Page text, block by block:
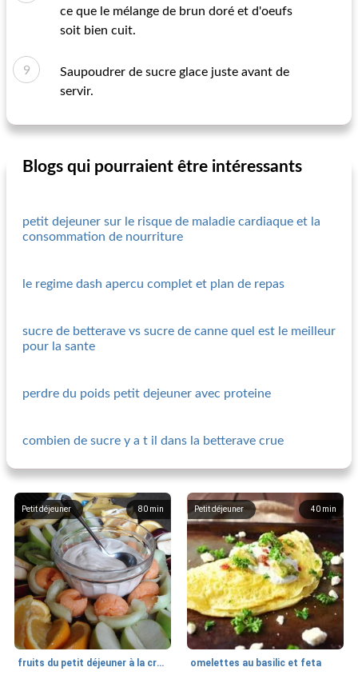
ce que le mélange de brun doré et d'oeufs
soit bien cuit.
Saupoudrer de sucre glace juste avant de
servir.
Blogs qui pourraient être intéressants
petit dejeuner sur le risque de maladie cardiaque et la
consommation de nourriture
le regime dash apercu complet et plan de repas
sucre de betterave vs sucre de canne quel est le meilleur
pour la sante
perdre du poids petit dejeuner avec proteine
combien de sucre y a t il dans la betterave crue
80 min
Petit déjeuner
fruits du petit déjeuner à la crème de gingembre
40 min
Petit déjeuner
omelettes au basilic et feta